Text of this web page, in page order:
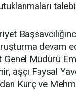
devam
Genel Müdürü
aşçı Faysal
Kurç ve